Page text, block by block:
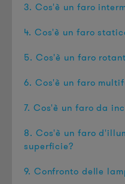
3. Cos'è un faro
4. Cos'è un faro
5. Cos'è un faro
6. Cos'è un faro
7. Cos'è un faro da
8. Cos'è un faro
superficie?
9. Confronto delle